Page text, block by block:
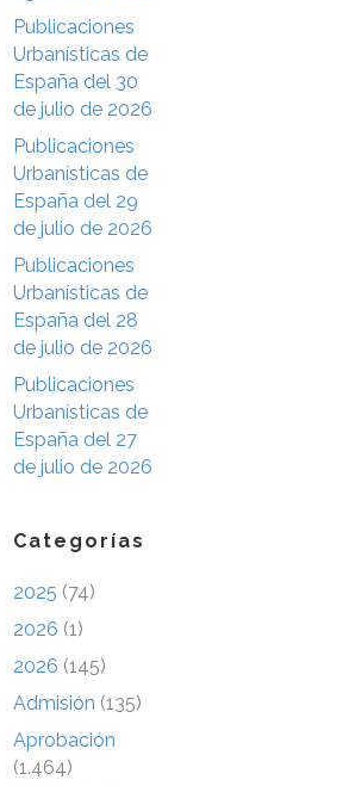
Publicaciones
Urbanísticas de
España del 30
de julio de 2026
Publicaciones
Urbanísticas de
España del 29
de julio de 2026
Publicaciones
Urbanísticas de
España del 28
de julio de 2026
Publicaciones
Urbanísticas de
España del 27
de julio de 2026
Categorías
2025 (74)
2026 (1)
2026 (145)
Admisión (135)
Aprobación
(1.464)